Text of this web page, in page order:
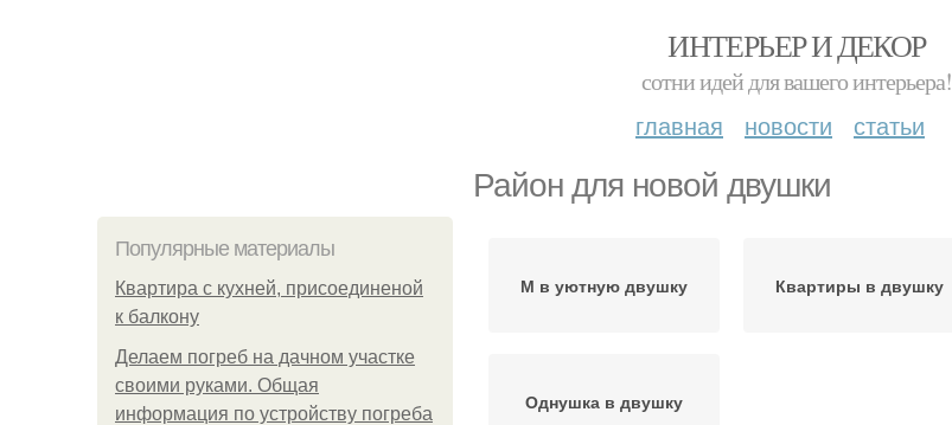
ИНТЕРЬЕР И ДЕКОР
сотни идей для вашего интерьера!
главная новости статьи
Район для новой двушки
Популярные материалы
Квартира с кухней, присоединеной
к балкону
Делаем погреб на дачном участке
своими руками. Общая
информация по устройству погреба
М в уютную двушку Квартиры в двушку
Однушка в двушку